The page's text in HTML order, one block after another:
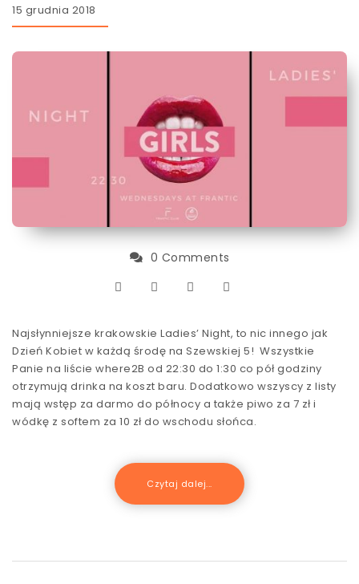
15 grudnia 2018
0 Comments
Najsłynniejsze krakowskie Ladies’ Night, to nic innego jak
Dzień Kobiet w każdą środę na Szewskiej 5! Wszystkie
Panie na liście where2B od 22:30 do 1:30 co pół godziny
otrzymują drinka na koszt baru. Dodatkowo wszyscy z listy
mają wstęp za darmo do północy a także piwo za 7 zł i
wódkę z softem za 10 zł do wschodu słońca.
Czytaj dalej...